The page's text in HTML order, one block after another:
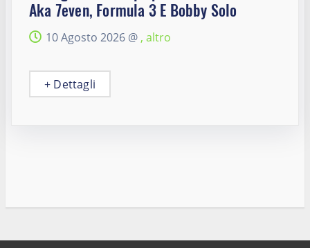
Aka 7even, Formula 3 E Bobby Solo
10 Agosto 2026 @ , altro
+ Dettagli